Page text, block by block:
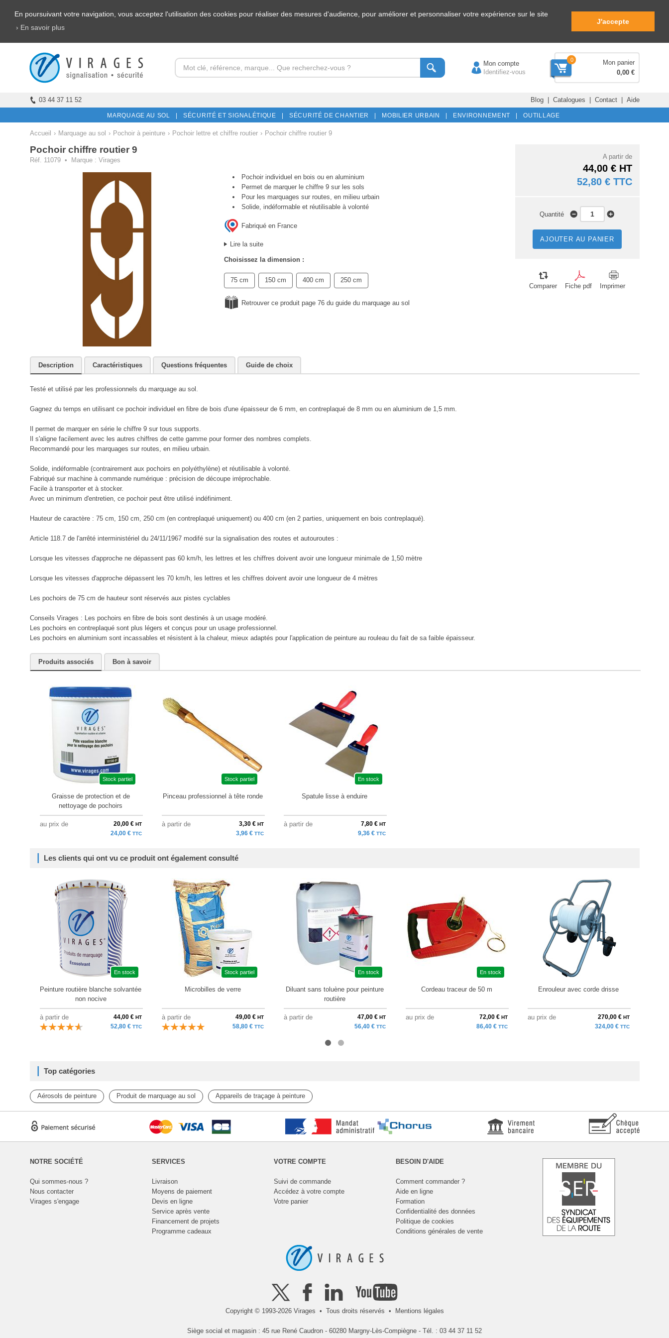
En poursuivant votre navigation, vous acceptez l'utilisation des cookies pour réaliser des mesures d'audience, pour améliorer et personnaliser votre expérience sur le site
› En savoir plus
J'accepte
Mon compte
Identifiez-vous
0
Mon panier
0,00 €
03 44 37 11 52 Blog| Catalogues | Contact| Aide
MARQUAGE AU SOL | SÉCURITÉ ET SIGNALÉTIQUE | SÉCURITÉ DE CHANTIER | MOBILIER URBAIN | ENVIRONNEMENT | OUTILLAGE
Accueil › Marquage au sol › Pochoir à peinture › Pochoir lettre et chiffre routier › Pochoir chiffre routier 9
Pochoir chiffre routier 9
Réf. 11079 • Marque : Virages
Pochoir individuel en bois ou en aluminium
Permet de marquer le chiffre 9 sur les sols
Pour les marquages sur routes, en milieu urbain
Solide, indéformable et réutilisable à volonté
Fabriqué en France
Lire la suite
Choisissez la dimension :
75 cm 150 cm 400 cm 250 cm
Retrouver ce produit page 76 du guide du marquage au sol
A partir de
44,00 € HT
52,80 € TTC
Quantité
AJOUTER AU PANIER
Comparer Fiche pdf Imprimer
Description Caractéristiques Questions fréquentes Guide de choix
Testé et utilisé par les professionnels du marquage au sol.
Gagnez du temps en utilisant ce pochoir individuel en fibre de bois d'une épaisseur de 6 mm, en contreplaqué de 8 mm ou en aluminium de 1,5 mm.
Il permet de marquer en série le chiffre 9 sur tous supports.
Il s'aligne facilement avec les autres chiffres de cette gamme pour former des nombres complets.
Recommandé pour les marquages sur routes, en milieu urbain.
Solide, indéformable (contrairement aux pochoirs en polyéthylène) et réutilisable à volonté.
Fabriqué sur machine à commande numérique : précision de découpe irréprochable.
Facile à transporter et à stocker.
Avec un minimum d'entretien, ce pochoir peut être utilisé indéfiniment.
Hauteur de caractère : 75 cm, 150 cm, 250 cm (en contreplaqué uniquement) ou 400 cm (en 2 parties, uniquement en bois contreplaqué).
Article 118.7 de l'arrêté interministériel du 24/11/1967 modifé sur la signalisation des routes et autouroutes :
Lorsque les vitesses d'approche ne dépassent pas 60 km/h, les lettres et les chiffres doivent avoir une longueur minimale de 1,50 mètre
Lorsque les vitesses d'approche dépassent les 70 km/h, les lettres et les chiffres doivent avoir une longueur de 4 mètres
Les pochoirs de 75 cm de hauteur sont réservés aux pistes cyclables
Conseils Virages : Les pochoirs en fibre de bois sont destinés à un usage modéré.
Les pochoirs en contreplaqué sont plus légers et conçus pour un usage professionnel.
Les pochoirs en aluminium sont incassables et résistent à la chaleur, mieux adaptés pour l'application de peinture au rouleau du fait de sa faible épaisseur.
Produits associés Bon à savoir
Stock partiel
Graisse de protection et de
nettoyage de pochoirs
au prix de 20,00 € HT
24,00 € TTC
Stock partiel
Pinceau professionnel à tête ronde
à partir de 3,30 € HT
3,96 € TTC
En stock
Spatule lisse à enduire
à partir de 7,80 € HT
9,36 € TTC
Les clients qui ont vu ce produit ont également consulté
En stock
Peinture routière blanche solvantée
non nocive
à partir de 44,00 € HT
52,80 € TTC
Stock partiel
Microbilles de verre
à partir de 49,00 € HT
58,80 € TTC
En stock
Diluant sans toluène pour peinture
routière
à partir de 47,00 € HT
56,40 € TTC
En stock
Cordeau traceur de 50 m
au prix de 72,00 € HT
86,40 € TTC
Enrouleur avec corde drisse
au prix de 270,00 € HT
324,00 € TTC
Top catégories
Aérosols de peinture Produit de marquage au sol Appareils de traçage à peinture
NOTRE SOCIÉTÉ
Qui sommes-nous ?
Nous contacter
Virages s'engage
SERVICES
Livraison
Moyens de paiement
Devis en ligne
Service après vente
Financement de projets
Programme cadeaux
VOTRE COMPTE
Suivi de commande
Accédez à votre compte
Votre panier
BESOIN D'AIDE
Comment commander ?
Aide en ligne
Formation
Confidentialité des données
Politique de cookies
Conditions générales de vente
Copyright © 1993-2026 Virages • Tous droits réservés • Mentions légales
Siège social et magasin : 45 rue René Caudron - 60280 Margny-Lès-Compiègne - Tél. : 03 44 37 11 52